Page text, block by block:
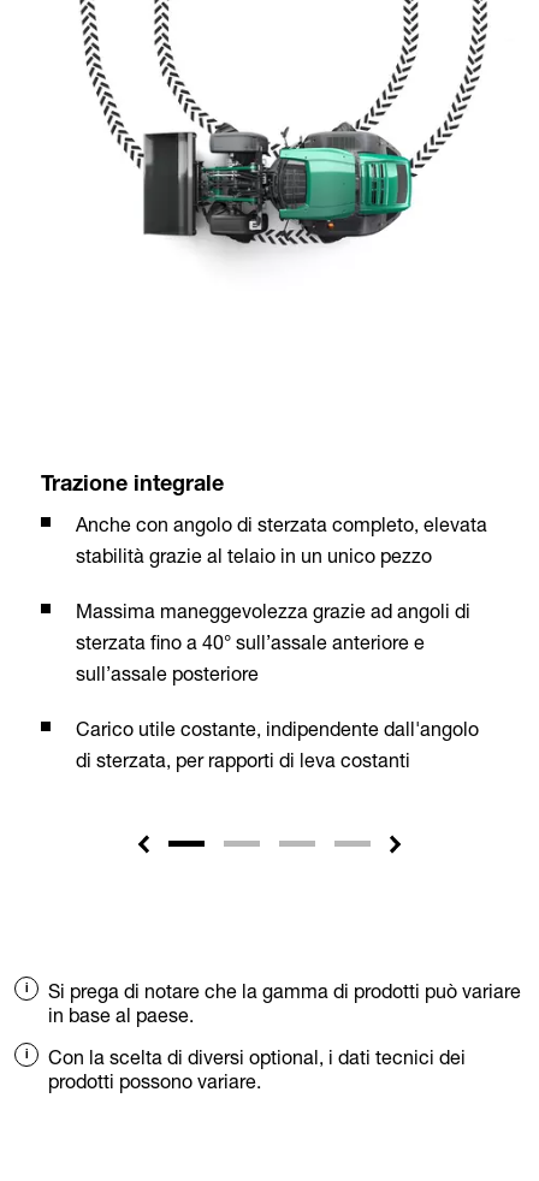
Trazione integrale
Anche con angolo di sterzata completo, elevata
stabilità grazie al telaio in un unico pezzo
Massima maneggevolezza grazie ad angoli di
sterzata fino a 40° sull’assale anteriore e
sull’assale posteriore
Carico utile costante, indipendente dall'angolo
di sterzata, per rapporti di leva costanti
Si prega di notare che la gamma di prodotti può variare
in base al paese.
Con la scelta di diversi optional, i dati tecnici dei
prodotti possono variare.